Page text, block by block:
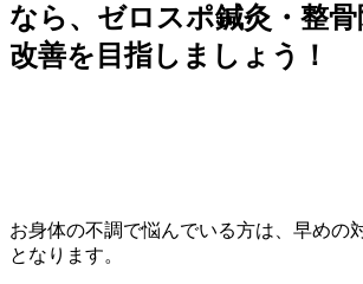
なら、ゼロスポ鍼灸・整
改善を目指しましょう！
お身体の不調で悩んでいる方は、早めの
となります。